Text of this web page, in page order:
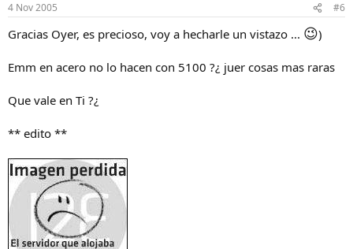
4 Nov 2005 #6
Gracias Oyer, es precioso, voy a hecharle un vistazo ... 😉)
Emm en acero no lo hacen con 5100 ?¿ juer cosas mas raras
Que vale en Ti ?¿
** edito **